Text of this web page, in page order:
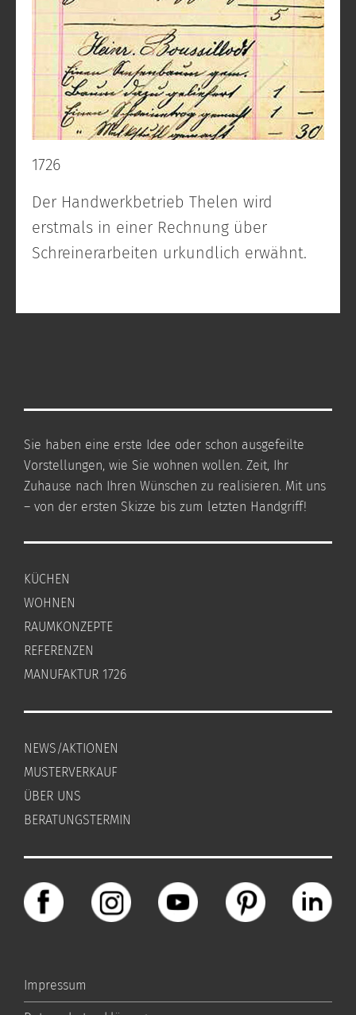
1726
Der Handwerkbetrieb Thelen wird
erstmals in einer Rechnung über
Schreinerarbeiten urkundlich erwähnt.
Sie haben eine erste Idee oder schon ausgefeilte
Vorstellungen, wie Sie wohnen wollen. Zeit, Ihr
Zuhause nach Ihren Wünschen zu realisieren. Mit uns
– von der ersten Skizze bis zum letzten Handgriff!
KÜCHEN
WOHNEN
RAUMKONZEPTE
REFERENZEN
MANUFAKTUR 1726
NEWS/AKTIONEN
MUSTERVERKAUF
ÜBER UNS
BERATUNGSTERMIN
Impressum